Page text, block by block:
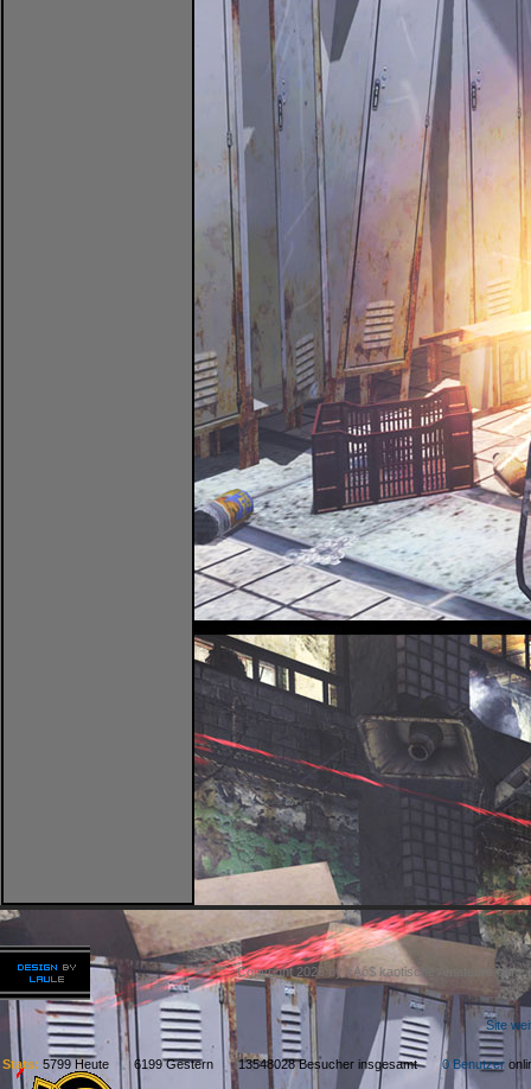
Copyright 2026 by kAo$ kaotische Amateure
Site
Stats: 5799 Heute 6199 Gestern 13548028 Besucher insgesamt0 Benutzer